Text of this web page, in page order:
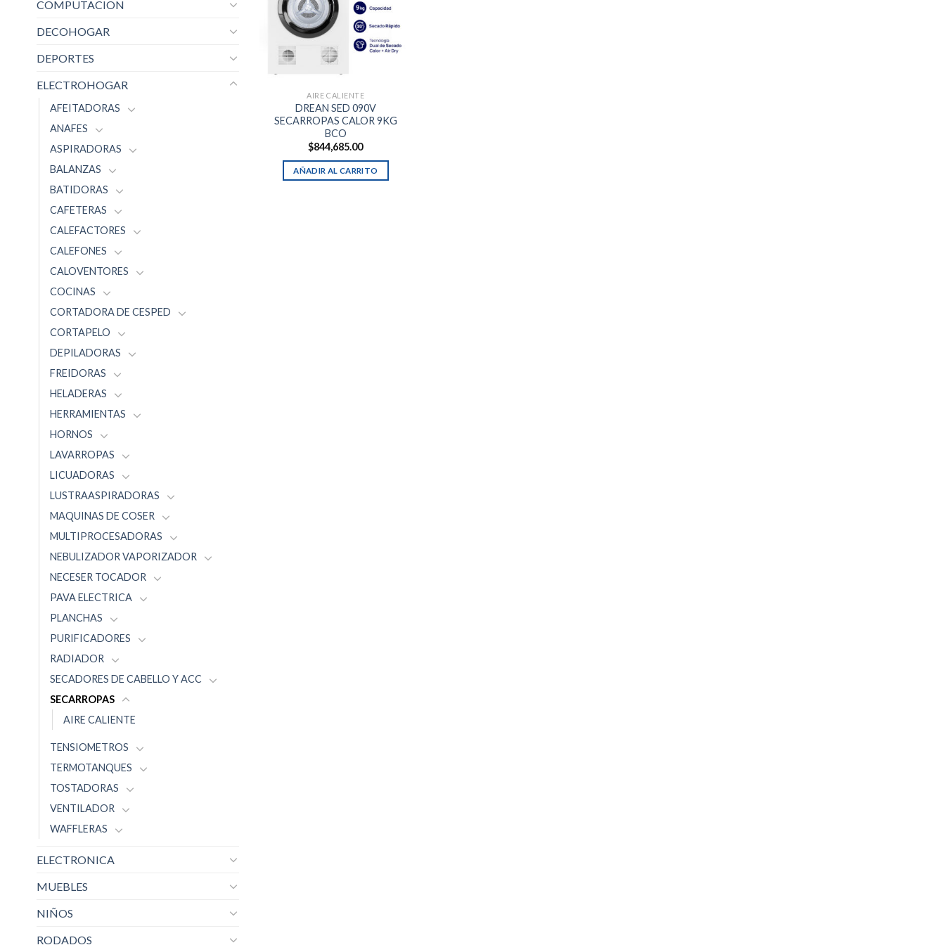
COMPUTACION
DECOHOGAR
DEPORTES
ELECTROHOGAR
AFEITADORAS
ANAFES
ASPIRADORAS
BALANZAS
BATIDORAS
CAFETERAS
CALEFACTORES
CALEFONES
CALOVENTORES
COCINAS
CORTADORA DE CESPED
CORTAPELO
DEPILADORAS
FREIDORAS
HELADERAS
HERRAMIENTAS
HORNOS
LAVARROPAS
LICUADORAS
LUSTRAASPIRADORAS
MAQUINAS DE COSER
MULTIPROCESADORAS
NEBULIZADOR VAPORIZADOR
NECESER TOCADOR
PAVA ELECTRICA
PLANCHAS
PURIFICADORES
RADIADOR
SECADORES DE CABELLO Y ACC
SECARROPAS
AIRE CALIENTE
TENSIOMETROS
TERMOTANQUES
TOSTADORAS
VENTILADOR
WAFFLERAS
ELECTRONICA
MUEBLES
NIÑOS
RODADOS
AIRE CALIENTE
DREAN SED 090V
SECARROPAS CALOR 9KG
BCO
$844,685.00
AÑADIR AL CARRITO